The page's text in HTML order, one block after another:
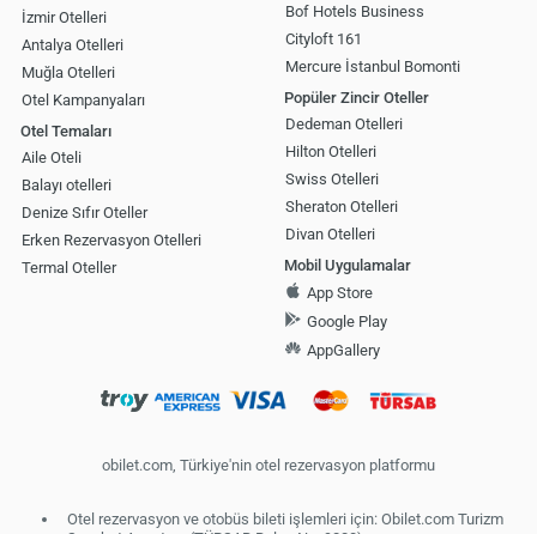
İzmir Otelleri
Antalya Otelleri
Muğla Otelleri
Otel Kampanyaları
Otel Temaları
Aile Oteli
Balayı otelleri
Denize Sıfır Oteller
Erken Rezervasyon Otelleri
Termal Oteller
Bof Hotels Business
Cityloft 161
Mercure İstanbul Bomonti
Popüler Zincir Oteller
Dedeman Otelleri
Hilton Otelleri
Swiss Otelleri
Sheraton Otelleri
Divan Otelleri
Mobil Uygulamalar
App Store
Google Play
AppGallery
obilet.com, Türkiye'nin otel rezervasyon platformu
Otel rezervasyon ve otobüs bileti işlemleri için: Obilet.com Turizm